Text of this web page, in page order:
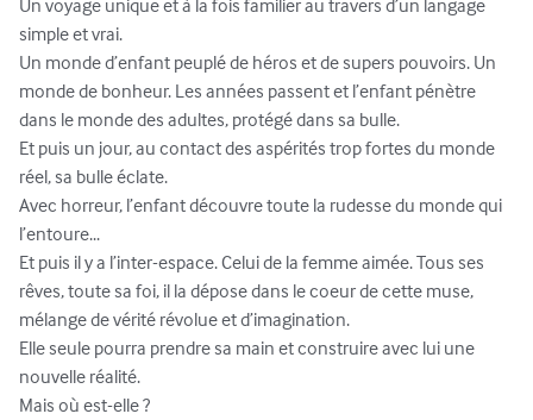
Un voyage unique et à la fois familier au travers d’un langage
simple et vrai.
Un monde d’enfant peuplé de héros et de supers pouvoirs. Un
monde de bonheur. Les années passent et l’enfant pénètre
dans le monde des adultes, protégé dans sa bulle.
Et puis un jour, au contact des aspérités trop fortes du monde
réel, sa bulle éclate.
Avec horreur, l’enfant découvre toute la rudesse du monde qui
l’entoure...
Et puis il y a l’inter-espace. Celui de la femme aimée. Tous ses
rêves, toute sa foi, il la dépose dans le coeur de cette muse,
mélange de vérité révolue et d’imagination.
Elle seule pourra prendre sa main et construire avec lui une
nouvelle réalité.
Mais où est-elle ?